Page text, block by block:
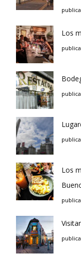
Los
Los